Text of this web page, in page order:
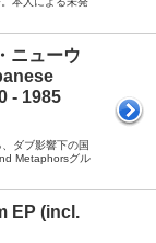
ニューウ
- 1985
ダブ影響下の国
Metaphorsグル
EP (incl.